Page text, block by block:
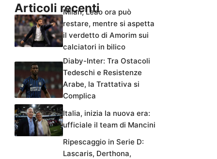
Articoli recenti
Milan, Leao ora può
restare, mentre si aspetta
il verdetto di Amorim sui
calciatori in bilico
Diaby-Inter: Tra Ostacoli
Tedeschi e Resistenze
Arabe, la Trattativa si
Complica
Italia, inizia la nuova era:
ufficiale il team di Mancini
Ripescaggio in Serie D:
Lascaris, Derthona,